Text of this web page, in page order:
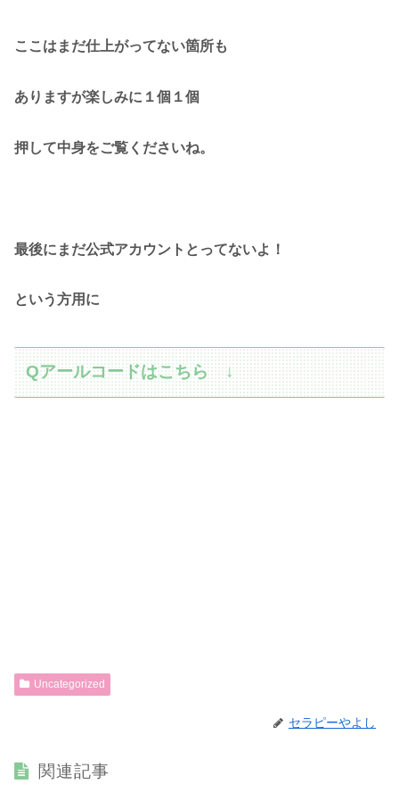
ここはまだ仕上がってない箇所も
ありますが楽しみに１個１個
押して中身をご覧くださいね。
最後にまだ公式アカウントとってないよ！
という方用に
Qアールコードはこちら ↓
Uncategorized
セラピーやよし
関連記事